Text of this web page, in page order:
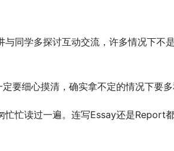
同学多探讨互动交流，许多情况下不
要细心摸清，确实拿不定的情况下要多
忙忙读过一遍。连写Essay还是Report